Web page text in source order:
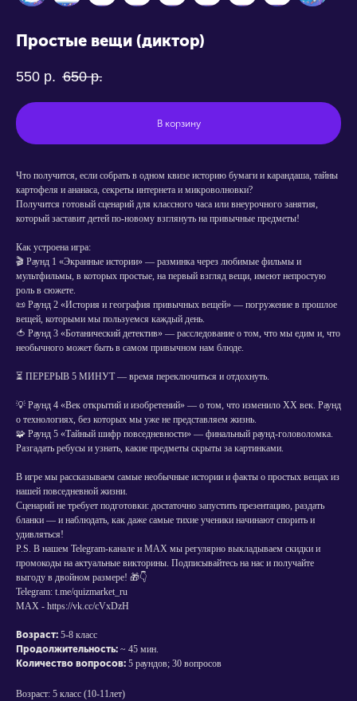
Простые вещи (диктор)
550 р. 650 р.
В корзину
Что получится, если собрать в одном квизе историю бумаги и карандаша, тайны
картофеля и ананаса, секреты интернета и микроволновки?
Получится готовый сценарий для классного часа или внеурочного занятия,
который заставит детей по-новому взглянуть на привычные предметы!
Как устроена игра:
🎬 Раунд 1 «Экранные истории» — разминка через любимые фильмы и
мультфильмы, в которых простые, на первый взгляд вещи, имеют непростую
роль в сюжете.
📜 Раунд 2 «История и география привычных вещей» — погружение в прошлое
вещей, которыми мы пользуемся каждый день.
🍅 Раунд 3 «Ботанический детектив» — расследование о том, что мы едим и, что
необычного может быть в самом привычном нам блюде.
⏳ ПЕРЕРЫВ 5 МИНУТ — время переключиться и отдохнуть.
💡 Раунд 4 «Век открытий и изобретений» — о том, что изменило XX век. Раунд
о технологиях, без которых мы уже не представляем жизнь.
🧩 Раунд 5 «Тайный шифр повседневности» — финальный раунд-головоломка.
Разгадать ребусы и узнать, какие предметы скрыты за картинками.
В игре мы рассказываем самые необычные истории и факты о простых вещах из
нашей повседневной жизни.
Сценарий не требует подготовки: достаточно запустить презентацию, раздать
бланки — и наблюдать, как даже самые тихие ученики начинают спорить и
удивляться!
P.S. В нашем Telegram-канале и MAX мы регулярно выкладываем скидки и
промокоды на актуальные викторины. Подписывайтесь на нас и получайте
выгоду в двойном размере! 🎁👇
Telegram: t.me/quizmarket_ru
MAX - https://vk.cc/cVxDzH
Возраст: 5-8 класс
Продолжительность: ~ 45 мин.
Количество вопросов: 5 раундов; 30 вопросов
Возраст: 5 класс (10-11лет)